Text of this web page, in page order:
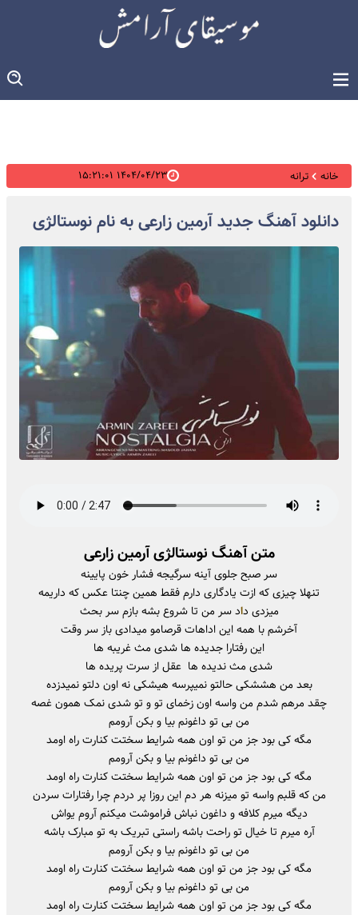
خانه ترانه ۱۴۰۴/۰۴/۲۳ ۱۵:۲۱:۰۱
دانلود آهنگ جدید آرمین زارعی به نام نوستالژی
متن آهنگ نوستالژی آرمین زارعی
سر صبح جلوی آینه سرگیجه فشار خون پایینه
تنهلا چیزی که ازت یادگاری دارم فقط همین چنتا عکس که داریمه
میزدی داد سر من تا شروع بشه بازم سر بحث
آخرشم با همه این اداهات قرصامو میدادی باز سر وقت
این رفتارا جدیده ها شدی مث غریبه ها
شدی مث ندیده ها عقل از سرت پریده ها
بعد من هششکی حالتو نمیپرسه هیشکی نه اون دلتو نمیدزده
چقد مرهم شدم من واسه اون زخمای تو و تو شدی نمک همون غصه
من بی تو داغونم بیا و بکن آرومم
مگه کی بود جز من تو اون همه شرایط سختت کنارت راه اومد
من بی تو داغونم بیا و بکن آرومم
مگه کی بود جز من تو اون همه شرایط سختت کنارت راه اومد
من که قلبم واسه تو میزنه هر دم این روزا پر دردم چرا رفتارات سردن
دیگه میرم کلافه و داغون نباش فراموشت میکنم آروم یواش
آره میرم تا خیال تو راحت باشه راستی تبریک به تو مبارک باشه
من بی تو داغونم بیا و بکن آرومم
مگه کی بود جز من تو اون همه شرایط سختت کنارت راه اومد
من بی تو داغونم بیا و بکن آرومم
مگه کی بود جز من تو اون همه شرایط سختت کنارت راه اومد